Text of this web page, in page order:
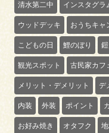
清水第二中 インスタグラ
ウッドデッキ おうちキャ
こどもの日 鯉のぼり
観光スポット 古民家カフ
メリット・デメリット デ
内装 外装 ポイント
お好み焼き オタフク